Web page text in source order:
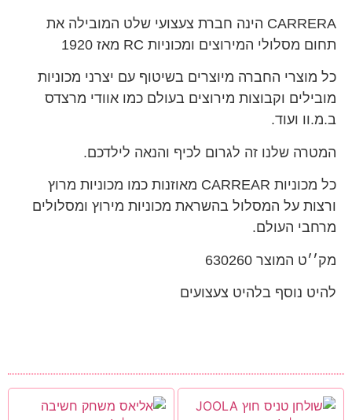
CARRERA הינה חברת צעצועי שלט המובילה את
תחום מסלולי המירוצים ומכוניות RC מאז 1920
כל מוצרי החברה מיוצרים בשיטוף עם יצרני מכוניות
מובילים וקבוצות מירוצים בעולם כמו אוודי מרצדס
ב.מ.וו ועוד.
המטרה שלנו זה לגרום לכיף והנאה לילדכם.
כל מכוניות CARREAR מאוזנות כמו מכוניות מרוץ
ורצות על המסלול בהשראת מכוניות מירוץ ומסלולים
מרחבי העולם.
מק׳׳ט המוצר 630260
להיט נוסף בלהיט צעצועים